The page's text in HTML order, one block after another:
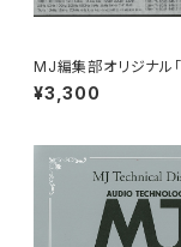
MJ編集部オリジナル
ントレタリング」（黒タイ
¥3,300